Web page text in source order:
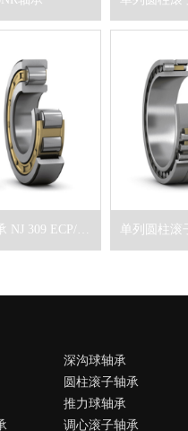
单列圆柱滚子轴承 NJ 309 ECP/C4VQ015
深沟球轴承
圆柱滚子轴承
推力球轴承
调心滚子轴承